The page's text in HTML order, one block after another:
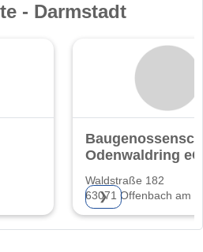
- Darmstadt
Odenwaldring eG
Waldstraße 182
63071 Offenbach am
❯